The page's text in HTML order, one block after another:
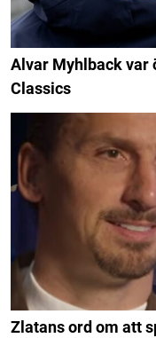
Alvar Myhlback var
Classics
Zlatans ord om att